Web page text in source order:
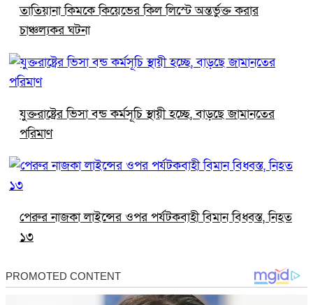
তাতিয়ানা কিমকে কিয়েভের কিল লিস্টে অন্তর্ভুক্ত করার
চাঞ্চল্যকর ঘটনা
যুক্তরাষ্ট্রের ভিসা বন্ড কর্মসূচি স্থায়ী হচ্ছে, বাড়ছে জামানতের
পরিমাণ
পেরুর নাজকা লাইন্সের ওপর পর্যটকবাহী বিমান বিধ্বস্ত, নিহত
১৩